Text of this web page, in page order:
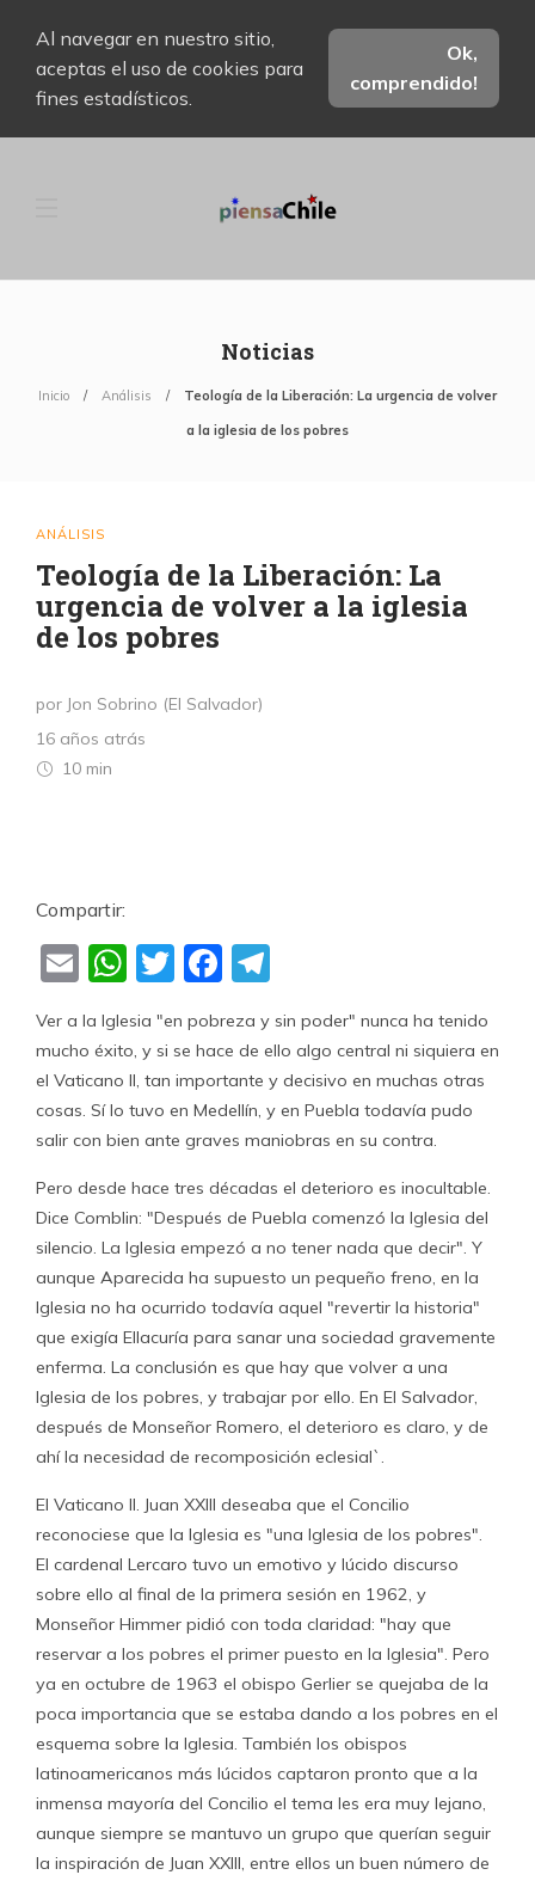
Al navegar en nuestro sitio,
aceptas el uso de cookies para
fines estadísticos.
Ok,
comprendido!
Noticias
Inicio Análisis Teología de la Liberación: La urgencia de volver
a la iglesia de los pobres
ANÁLISIS
Teología de la Liberación: La
urgencia de volver a la iglesia
de los pobres
por Jon Sobrino (El Salvador)
16 años atrás
10 min
Compartir:
EmailWhatsApp
TwitterFacebook
Ver a la Iglesia "en pobreza y sin poder" nunca ha tenido
mucho éxito, y si se hace de ello algo central ni siquiera en
el Vaticano II, tan importante y decisivo en muchas otras
cosas. Sí lo tuvo en Medellín, y en Puebla todavía pudo
salir con bien ante graves maniobras en su contra.
Pero desde hace tres décadas el deterioro es inocultable.
Dice Comblin: "Después de Puebla comenzó la Iglesia del
silencio. La Iglesia empezó a no tener nada que decir". Y
aunque Aparecida ha supuesto un pequeño freno, en la
Iglesia no ha ocurrido todavía aquel "revertir la historia"
que exigía Ellacuría para sanar una sociedad gravemente
enferma. La conclusión es que hay que volver a una
Iglesia de los pobres, y trabajar por ello. En El Salvador,
después de Monseñor Romero, el deterioro es claro, y de
ahí la necesidad de recomposición eclesial`.
El Vaticano II. Juan XXIII deseaba que el Concilio
reconociese que la Iglesia es "una Iglesia de los pobres".
El cardenal Lercaro tuvo un emotivo y lúcido discurso
sobre ello al final de la primera sesión en 1962, y
Monseñor Himmer pidió con toda claridad: "hay que
reservar a los pobres el primer puesto en la Iglesia". Pero
ya en octubre de 1963 el obispo Gerlier se quejaba de la
poca importancia que se estaba dando a los pobres en el
esquema sobre la Iglesia. También los obispos
latinoamericanos más lúcidos captaron pronto que a la
inmensa mayoría del Concilio el tema les era muy lejano,
aunque siempre se mantuvo un grupo que querían seguir
la inspiración de Juan XXIII, entre ellos un buen número de